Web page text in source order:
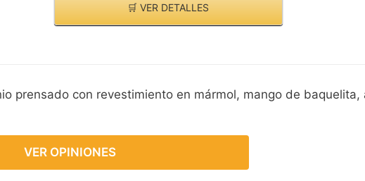
🛒 VER DETALLES
prensado con revestimiento en mármol, mango de baquelita,
VER OPINIONES